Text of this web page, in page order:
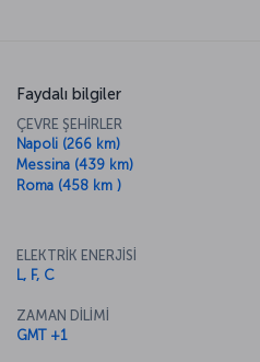
Faydalı bilgiler
ÇEVRE ŞEHİRLER
Napoli (266 km)
Messina (439 km)
Roma (458 km )
ELEKTRİK ENERJİSİ
L, F, C
ZAMAN DİLİMİ
GMT +1